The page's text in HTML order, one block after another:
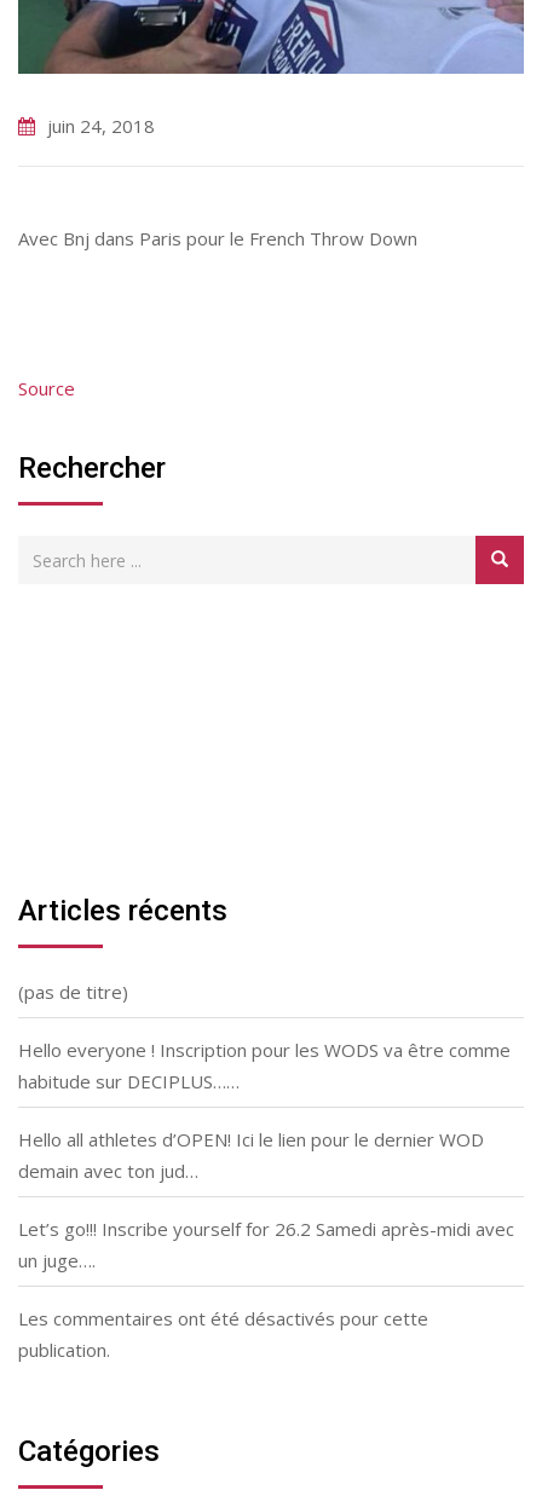
juin 24, 2018
Avec Bnj dans Paris pour le French Throw Down
Source
Rechercher
Articles récents
(pas de titre)
Hello everyone ! Inscription pour les WODS va être comme
habitude sur DECIPLUS……
Hello all athletes d’OPEN! Ici le lien pour le dernier WOD
demain avec ton jud…
Let’s go!!! Inscribe yourself for 26.2 Samedi après-midi avec
un juge….
Les commentaires ont été désactivés pour cette
publication.
Catégories